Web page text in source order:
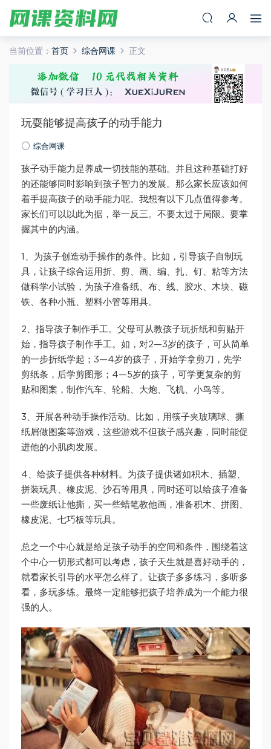
当前位置： 首页 综合网课 正文
玩耍能够提高孩子的动手能力
综合网课
孩子动手能力是养成一切技能的基础。并且这种基础打好
的还能够同时影响到孩子智力的发展。那么家长应该如何
着手提高孩子的动手能力呢。我想有以下几点值得参考。
家长们可以以此为据，举一反三。不要太过于局限。要掌
握其中的内涵。
1、为孩子创造动手操作的条件。比如，引导孩子自制玩
具，让孩子综合运用折、剪、画、编、扎、钉、粘等方法
做科学小试验，为孩子准备纸、布、线、胶水、木块、磁
铁、各种小瓶、塑料小管等用具。
2、指导孩子制作手工。父母可从教孩子玩折纸和剪贴开
始，指导孩子制作手工。如，对2—3岁的孩子，可从简单
的一步折纸学起；3—4岁的孩子，开始学拿剪刀，先学
剪纸条，后学剪图形；4—5岁的孩子，可学更复杂的剪
贴和图案，制作汽车、轮船、大炮、飞机、小鸟等。
3、开展各种动手操作活动。比如，用筷子夹玻璃球、撕
纸屑做图案等游戏，这些游戏不但孩子感兴趣，同时能促
进他的小肌肉发展。
4、给孩子提供各种材料。为孩子提供诸如积木、插塑、
拼装玩具、橡皮泥、沙石等用具，同时还可以给孩子准备
一些废纸让他撕，买一些蜡笔教他画，准备积木、拼图、
橡皮泥、七巧板等玩具。
总之一个中心就是给足孩子动手的空间和条件，围绕着这
个中心一切形式都可以考虑，孩子天生就是喜好动手的，
就看家长引导的水平怎么样了。让孩子多多练习，多听多
看，多玩多练。最终一定能够把孩子培养成为一个能力很
强的人。